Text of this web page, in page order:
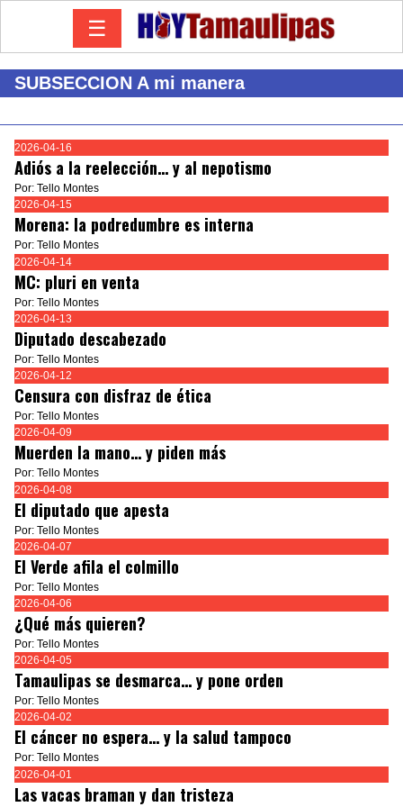
☰
SUBSECCION A mi manera
2026-04-16
Adiós a la reelección… y al nepotismo
Por: Tello Montes
2026-04-15
Morena: la podredumbre es interna
Por: Tello Montes
2026-04-14
MC: pluri en venta
Por: Tello Montes
2026-04-13
Diputado descabezado
Por: Tello Montes
2026-04-12
Censura con disfraz de ética
Por: Tello Montes
2026-04-09
Muerden la mano… y piden más
Por: Tello Montes
2026-04-08
El diputado que apesta
Por: Tello Montes
2026-04-07
El Verde afila el colmillo
Por: Tello Montes
2026-04-06
¿Qué más quieren?
Por: Tello Montes
2026-04-05
Tamaulipas se desmarca… y pone orden
Por: Tello Montes
2026-04-02
El cáncer no espera… y la salud tampoco
Por: Tello Montes
2026-04-01
Las vacas braman y dan tristeza